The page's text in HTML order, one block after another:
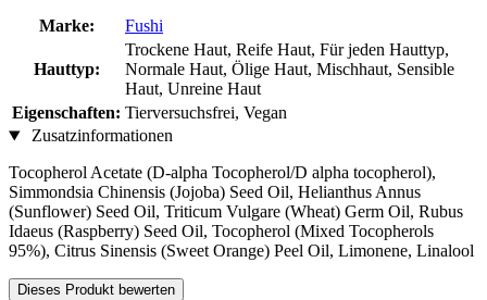
Marke: Fushi
Hauttyp:
Trockene Haut, Reife Haut, Für jeden Hauttyp,
Normale Haut, Ölige Haut, Mischhaut, Sensible
Haut, Unreine Haut
Eigenschaften: Tierversuchsfrei, Vegan
Zusatzinformationen
Tocopherol Acetate (D-alpha Tocopherol/D alpha tocopherol),
Simmondsia Chinensis (Jojoba) Seed Oil, Helianthus Annus
(Sunflower) Seed Oil, Triticum Vulgare (Wheat) Germ Oil, Rubus
Idaeus (Raspberry) Seed Oil, Tocopherol (Mixed Tocopherols
95%), Citrus Sinensis (Sweet Orange) Peel Oil, Limonene, Linalool
Dieses Produkt bewerten